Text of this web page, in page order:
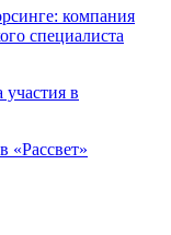
компания
специалиста
участия в
«Рассвет»